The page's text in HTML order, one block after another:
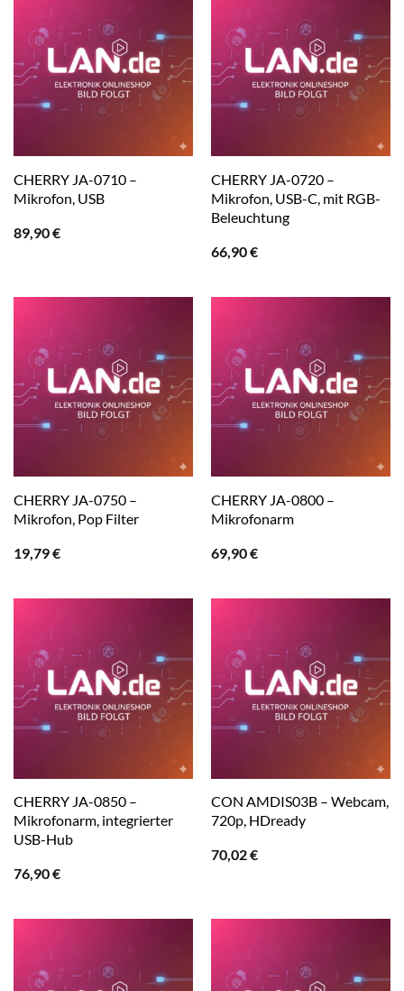
CHERRY JA-0710 –
Mikrofon, USB
89,90€
CHERRY JA-0720 –
Mikrofon, USB-C, mit RGB-
Beleuchtung
66,90€
CHERRY JA-0750 –
Mikrofon, Pop Filter
19,79€
CHERRY JA-0800 –
Mikrofonarm
69,90€
CHERRY JA-0850 –
Mikrofonarm, integrierter
USB-Hub
76,90€
CON AMDIS03B – Webcam,
720p, HDready
70,02€